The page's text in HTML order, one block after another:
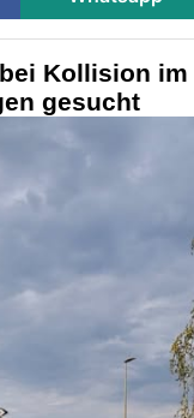
Kollision im
gesucht